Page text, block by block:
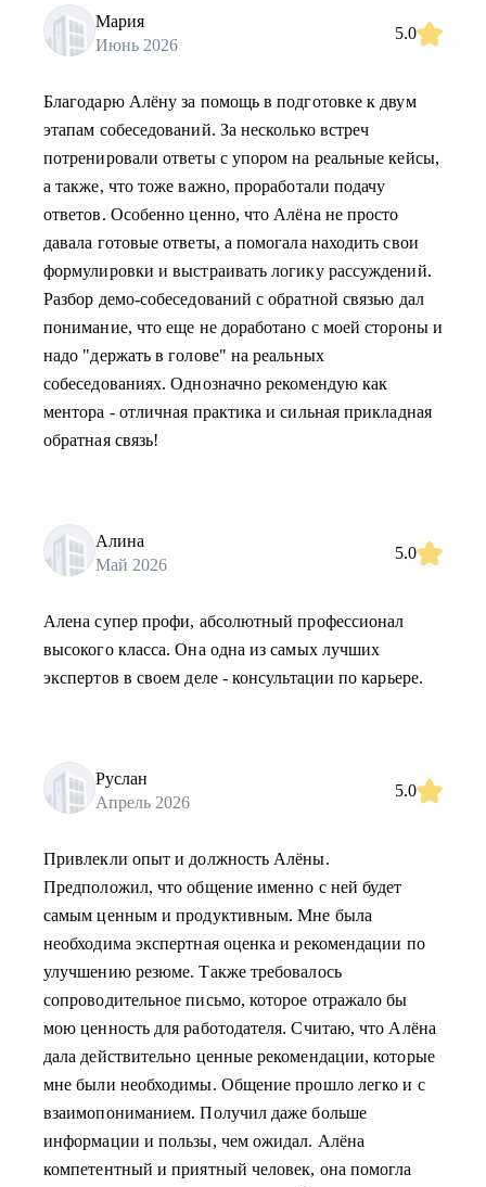
Мария
Июнь 2026
5.0
Благодарю Алёну за помощь в подготовке к двум
этапам собеседований. За несколько встреч
потренировали ответы с упором на реальные кейсы,
а также, что тоже важно, проработали подачу
ответов. Особенно ценно, что Алёна не просто
давала готовые ответы, а помогала находить свои
формулировки и выстраивать логику рассуждений.
Разбор демо-собеседований с обратной связью дал
понимание, что еще не доработано с моей стороны и
надо "держать в голове" на реальных
собеседованиях. Однозначно рекомендую как
ментора - отличная практика и сильная прикладная
обратная связь!
Алина
Май 2026
5.0
Алена супер профи, абсолютный профессионал
высокого класса. Она одна из самых лучших
экспертов в своем деле - консультации по карьере.
Руслан
Апрель 2026
5.0
Привлекли опыт и должность Алёны.
Предположил, что общение именно с ней будет
самым ценным и продуктивным. Мне была
необходима экспертная оценка и рекомендации по
улучшению резюме. Также требовалось
сопроводительное письмо, которое отражало бы
мою ценность для работодателя. Считаю, что Алёна
дала действительно ценные рекомендации, которые
мне были необходимы. Общение прошло легко и с
взаимопониманием. Получил даже больше
информации и пользы, чем ожидал. Алёна
компетентный и приятный человек, она помогла